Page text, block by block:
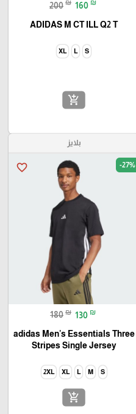
200 ₪ 160 ₪
ADIDAS M CT ILL Q2 T
S
L
XL
add_shopping_cart
بلايز
favorite_border -27%
180 ₪ 130 ₪
adidas Men's Essentials Three
Stripes Single Jersey
S
M
L
XL
2XL
add_shopping_cart